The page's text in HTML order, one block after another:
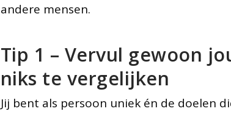
andere mensen.
Tip 1 – Vervul gewoon
niks te vergelijken
Jij bent als persoon uniek én de doelen